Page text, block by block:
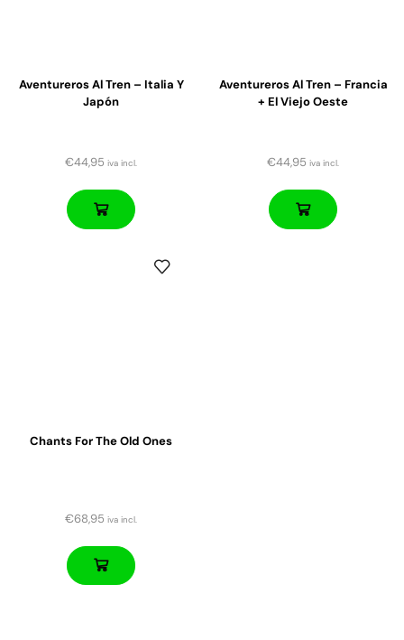
Aventureros Al Tren – Italia Y
Japón
€44,95 iva incl.
Aventureros Al Tren – Francia
+ El Viejo Oeste
€44,95 iva incl.
Chants For The Old Ones
€68,95 iva incl.